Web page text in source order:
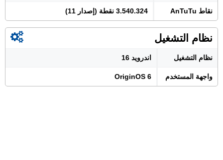
نقاط AnTuTu 3.540.324 نقطة (إصدار 11)
نظام التشغيل
نظام التشغيل اندرويد 16
واجهة المستخدم OriginOS 6